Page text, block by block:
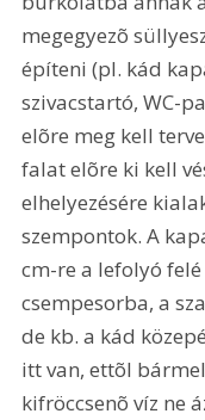
megegyezõ
építeni (pl. kád
szivacstartó, WC-
elõre meg kell
falat elõre ki kell
elhelyezésére
szempontok. A
cm-re a lefolyó
csempesorba, a
de kb. a kád
itt van, ettõl
kifröccsenõ víz ne